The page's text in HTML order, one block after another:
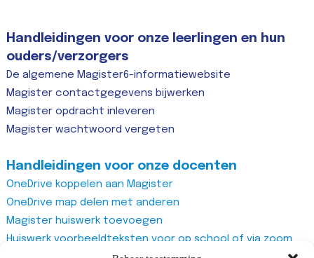
Handleidingen voor onze leerlingen en hun
ouders/verzorgers
De algemene Magister6-informatiewebsite
Magister contactgegevens bijwerken
Magister opdracht inleveren
Magister wachtwoord vergeten
Handleidingen voor onze docenten
OneDrive koppelen aan Magister
OneDrive map delen met anderen
Magister huiswerk toevoegen
Huiswerk voorbeeldteksten voor op school of via zoom